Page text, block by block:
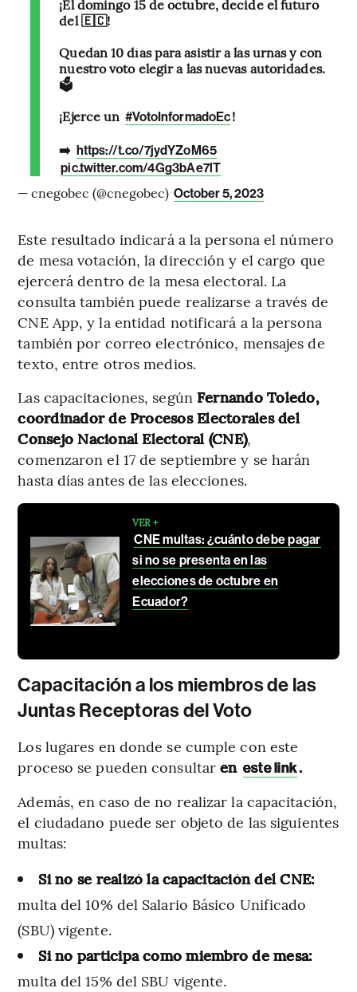
¡El domingo 15 de octubre, decide el futuro
del 🇪🇨!
Quedan 10 días para asistir a las urnas y con
nuestro voto elegir a las nuevas autoridades.
🗳️
¡Ejerce un #VotoInformadoEc!
➡️ https://t.co/7jydYZoM65
pic.twitter.com/4Gg3bAe7lT
— cnegobec (@cnegobec) October 5, 2023
Este resultado indicará a la persona el número
de mesa votación, la dirección y el cargo que
ejercerá dentro de la mesa electoral. La
consulta también puede realizarse a través de
CNE App, y la entidad notificará a la persona
también por correo electrónico, mensajes de
texto, entre otros medios.
Las capacitaciones, según Fernando Toledo,
coordinador de Procesos Electorales del
Consejo Nacional Electoral (CNE),
comenzaron el 17 de septiembre y se harán
hasta días antes de las elecciones.
VER +
CNE multas: ¿cuánto debe pagar
si no se presenta en las
elecciones de octubre en
Ecuador?
Capacitación a los miembros de las
Juntas Receptoras del Voto
Los lugares en donde se cumple con este
proceso se pueden consultaren este link.
Además, en caso de no realizar la capacitación,
el ciudadano puede ser objeto de las siguientes
multas:
Si no se realizó la capacitación del CNE:
multa del 10% del Salario Básico Unificado
(SBU) vigente.
Si no participa como miembro de mesa:
multa del 15% del SBU vigente.